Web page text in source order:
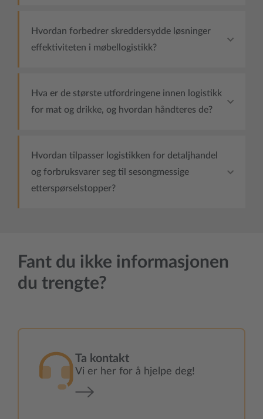
Hvordan forbedrer skreddersydde løsninger
effektiviteten i møbellogistikk?
Hva er de største utfordringene innen logistikk
for mat og drikke, og hvordan håndteres de?
Hvordan tilpasser logistikken for detaljhandel
og forbruksvarer seg til sesongmessige
etterspørselstopper?
Fant du ikke informasjonen
du trengte?
Ta kontakt
Vi er her for å hjelpe deg!